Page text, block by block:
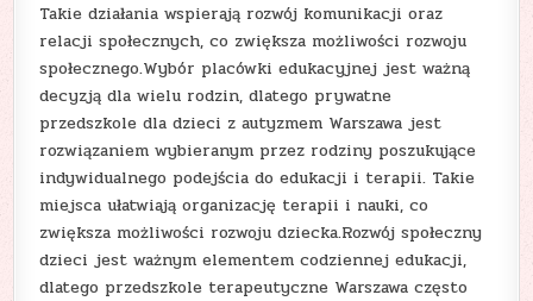
Takie działania wspierają rozwój komunikacji oraz
relacji społecznych, co zwiększa możliwości rozwoju
społecznego.Wybór placówki edukacyjnej jest ważną
decyzją dla wielu rodzin, dlatego prywatne
przedszkole dla dzieci z autyzmem Warszawa jest
rozwiązaniem wybieranym przez rodziny poszukujące
indywidualnego podejścia do edukacji i terapii. Takie
miejsca ułatwiają organizację terapii i nauki, co
zwiększa możliwości rozwoju dziecka.Rozwój społeczny
dzieci jest ważnym elementem codziennej edukacji,
dlatego przedszkole terapeutyczne Warszawa często